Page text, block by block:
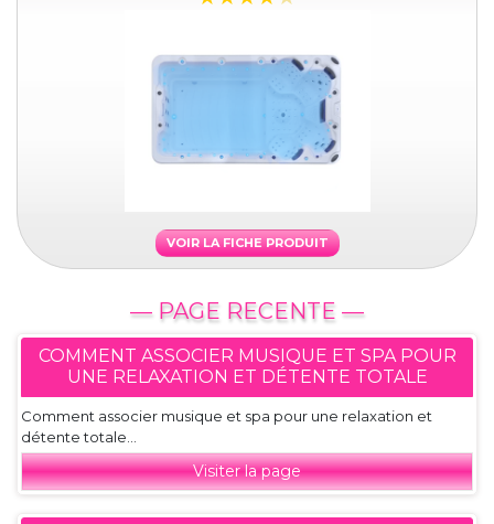
VOIR LA FICHE PRODUIT
— PAGE RECENTE —
COMMENT ASSOCIER MUSIQUE ET SPA POUR
UNE RELAXATION ET DÉTENTE TOTALE
Comment associer musique et spa pour une relaxation et
détente totale...
Visiter la page